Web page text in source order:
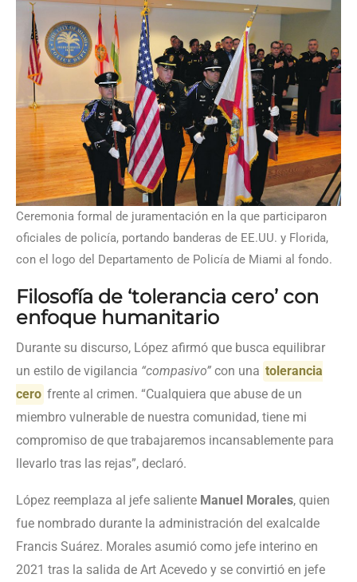
Ceremonia formal de juramentación en la que participaron
oficiales de policía, portando banderas de EE.UU. y Florida,
con el logo del Departamento de Policía de Miami al fondo.
Filosofía de ‘tolerancia cero’ con
enfoque humanitario
Durante su discurso, López afirmó que busca equilibrar
un estilo de vigilancia “compasivo” con una tolerancia
cero frente al crimen. “Cualquiera que abuse de un
miembro vulnerable de nuestra comunidad, tiene mi
compromiso de que trabajaremos incansablemente para
llevarlo tras las rejas”, declaró.
López reemplaza al jefe saliente Manuel Morales, quien
fue nombrado durante la administración del exalcalde
Francis Suárez. Morales asumió como jefe interino en
2021 tras la salida de Art Acevedo y se convirtió en jefe